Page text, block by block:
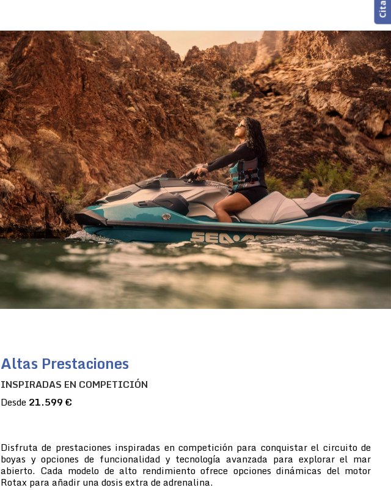
Altas Prestaciones
INSPIRADAS EN COMPETICIÓN
Desde 21.599 €
Disfruta de prestaciones inspiradas en competición para conquistar el circuito de
boyas y opciones de funcionalidad y tecnología avanzada para explorar el mar
abierto. Cada modelo de alto rendimiento ofrece opciones dinámicas del motor
Rotax para añadir una dosis extra de adrenalina.